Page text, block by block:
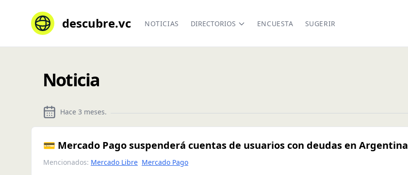
descubre.vc NOTICIAS DIRECTORIOS ENCUESTA SUGERIR
Noticia
Hace 3 meses.
💳 Mercado Pago suspenderá cuentas de usuarios con deudas en Argentina
Mencionados: Mercado Libre Mercado Pago